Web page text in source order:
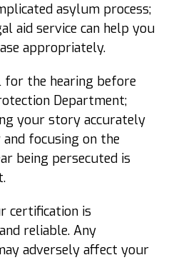
asylum process;
aid service can help you
appropriately.
for the hearing before
Department;
your story accurately
focusing on the
being persecuted is
certification is
reliable. Any
adversely affect your